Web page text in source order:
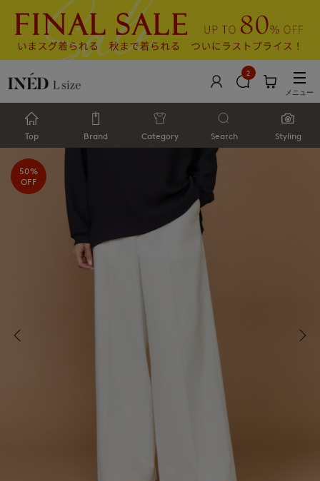
2
メニュー
Top Brand Category Search Styling
50%
OFF